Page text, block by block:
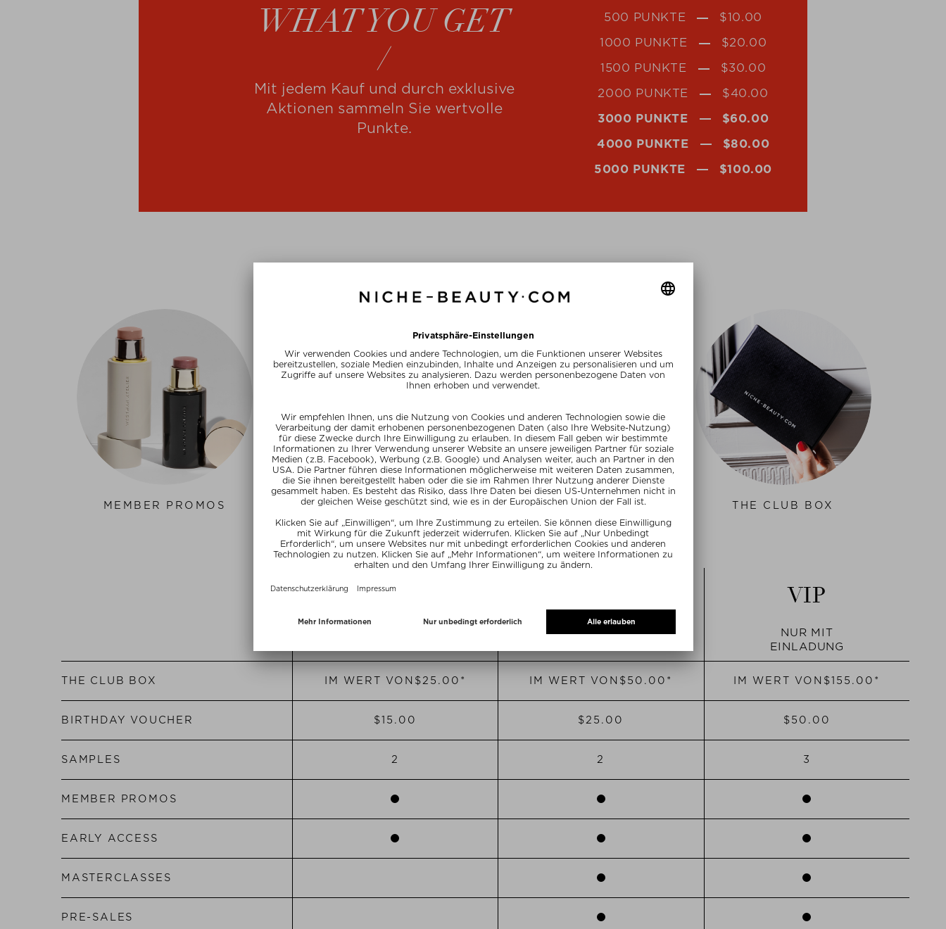
WHAT YOU GET
Mit jedem Kauf und durch exklusive
Aktionen sammeln Sie wertvolle
Punkte.
500 PUNKTE
$‌10.00
1000 PUNKTE
$‌20.00
1500 PUNKTE
$‌30.00
2000 PUNKTE
$‌40.00
3000 PUNKTE
$‌60.00
4000 PUNKTE
$‌80.00
5000 PUNKTE
$‌100.00
MEMBER PROMOS GEBURTSTAGSGESCHENK EARLY NOTIFICATIONS THE CLUB BOX
ESS
ENTI
IVE
VIP
NUR MIT
EINLADUNG
THE CLUB BOX IM WERT VON $‌25.00* IM WERT VON $‌50.00* IM WERT VON $‌155.00*
BIRTHDAYVOUCHER $‌15.00 $‌25.00 $‌50.00
SAMPLES 2 2 3
MEMBER PROMOS
EARLY ACCESS
MASTER CLASSES
PRE- SALES